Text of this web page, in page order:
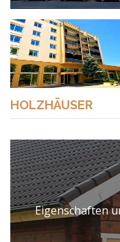
HOLZHÄUSER
Eigenschaften